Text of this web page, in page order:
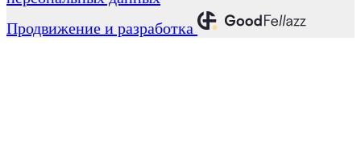
Продвижение и разработка